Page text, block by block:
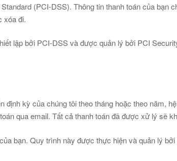
(PCI-DSS). Thông tin thanh toán của
xóa đi.
lập bởi PCI-DSS và được quản lý bởi PCI
kỳ của chúng tôi theo tháng hoặc theo năm,
qua email. Tất cả thanh toán đã được xử lý sẽ
bạn. Quy trình này được thực hiện và quản lý